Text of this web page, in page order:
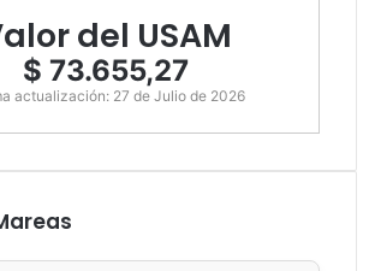
del USAM
$ 73.655,27
actualización: 27 de Julio de 2026